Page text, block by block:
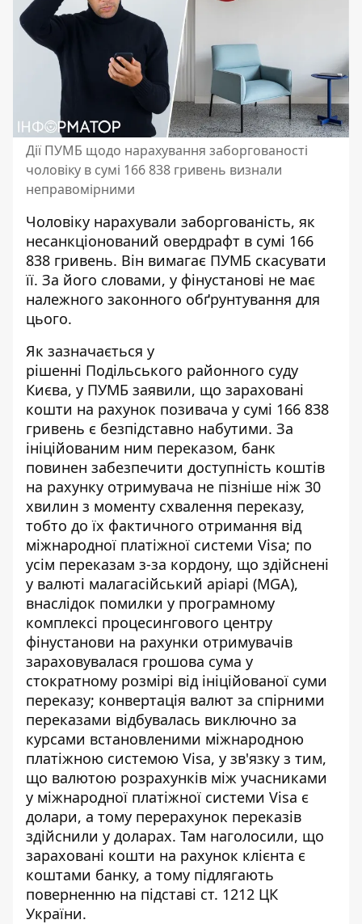
Дії ПУМБ щодо нарахування заборгованості
чоловіку в сумі 166 838 гривень визнали
неправомірними
Чоловіку нарахували заборгованість, як
несанкціонований овердрафт в сумі 166
838 гривень. Він вимагає ПУМБ скасувати
її. За його словами, у фінустанові не має
належного законного обґрунтування для
цього.
Як зазначається у
рішенні Подільського районного суду
Києва, у ПУМБ заявили, що зараховані
кошти на рахунок позивача у сумі 166 838
гривень є безпідставно набутими. За
ініційованим ним переказом, банк
повинен забезпечити доступність коштів
на рахунку отримувача не пізніше ніж 30
хвилин з моменту схвалення переказу,
тобто до їх фактичного отримання від
міжнародної платіжної системи Visa; по
усім переказам з-за кордону, що здійснені
у валюті малагасійський аріарі (MGA),
внаслідок помилки у програмному
комплексі процесингового центру
фінустанови на рахунки отримувачів
зараховувалася грошова сума у
стократному розмірі від ініційованої суми
переказу; конвертація валют за спірними
переказами відбувалась виключно за
курсами встановленими міжнародною
платіжною системою Visa, у зв'язку з тим,
що валютою розрахунків між учасниками
у міжнародної платіжної системи Visa є
долари, а тому перерахунок переказів
здійснили у доларах. Там наголосили, що
зараховані кошти на рахунок клієнта є
коштами банку, а тому підлягають
поверненню на підставі ст. 1212 ЦК
України.